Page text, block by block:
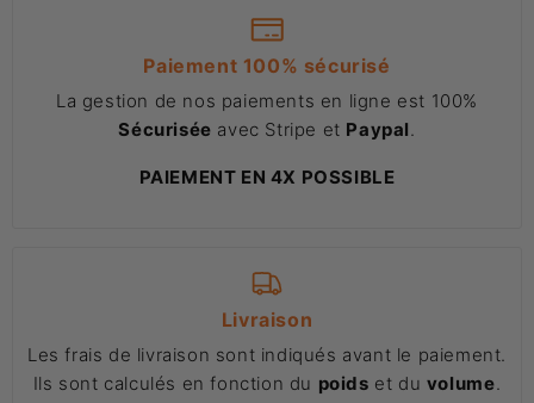
Paiement 100% sécurisé
La gestion de nos paiements en ligne est 100%
Sécurisée avec Stripe et Paypal.
PAIEMENT EN 4X POSSIBLE
Livraison
Les frais de livraison sont indiqués avant le paiement.
Ils sont calculés en fonction du poids et du volume.